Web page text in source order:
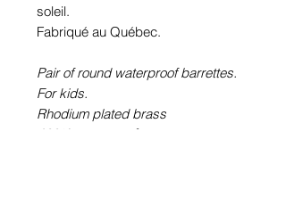
soleil.
Fabriqué au Québec.
Pair of round waterproof barrettes.
For kids.
Rhodium plated brass
100% waterproof